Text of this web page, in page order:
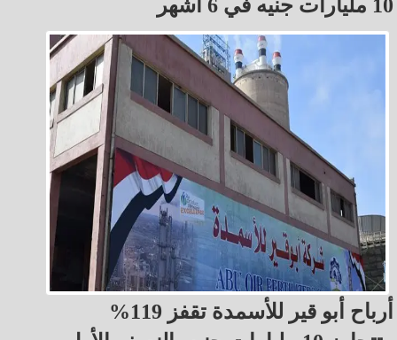
10 مليارات جنيه في 6 أشهر
أرباح أبو قير للأسمدة تقفز 119%